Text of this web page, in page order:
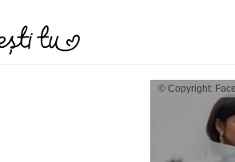
© Copyright: